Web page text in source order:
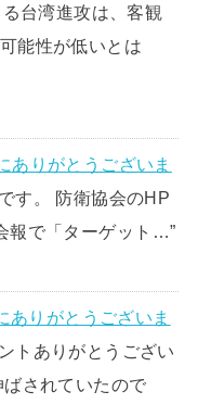
台湾進攻は、客観
能性が低いとは
ありがとうございま
す。 防衛協会のHP
報で「ターゲット…”
ありがとうございま
トありがとうござい
されていたので